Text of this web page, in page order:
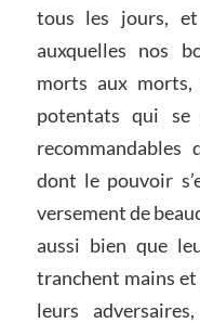
tous les jours,
auxquelles nos
morts aux morts,
potentats qui se
dont le pouvoir
versement de
aussi bien que
tranchent mains et
leurs